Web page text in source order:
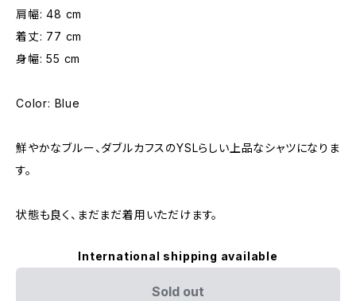
肩幅: 48 cm
着丈: 77 cm
身幅: 55 cm
Color: Blue
鮮やかなブルー、ダブルカフスのYSLらしい上品なシャツになりま
す。
状態も良く、まだまだ着用いただけます。
International shipping available
Sold out